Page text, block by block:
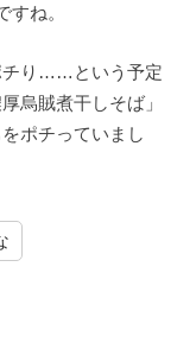
ね。
チり……という予定
烏賊煮干しそば」
ポチっていまし